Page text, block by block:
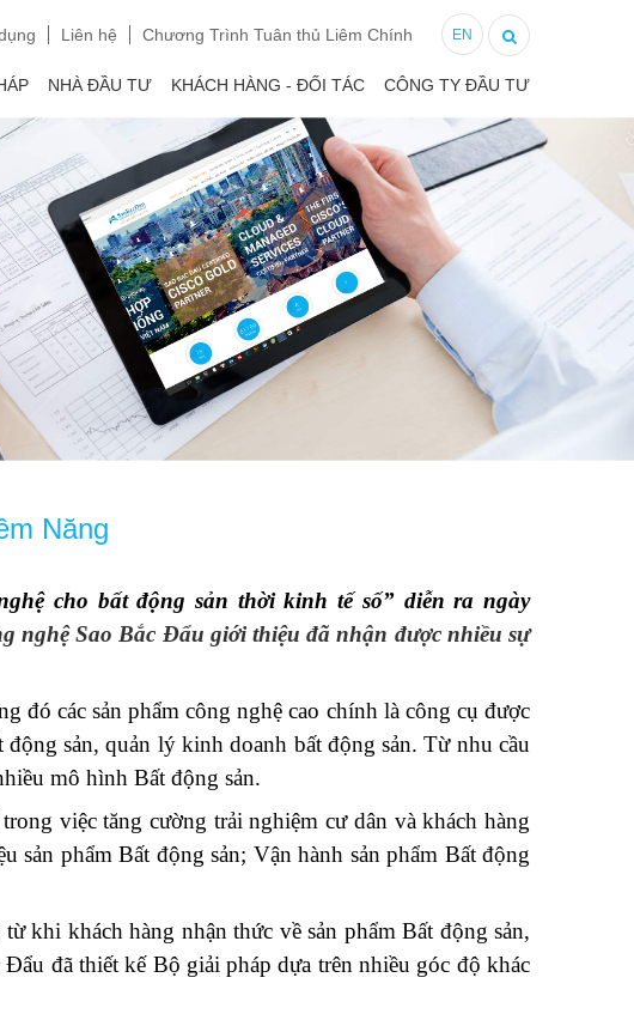
Liên hệ Chương Trình Tuân thủ Liêm Chính EN
NHÀ ĐẦU TƯ KHÁCH HÀNG - ĐỐI TÁC CÔNG TY ĐẦU TƯ
Năng
cho bất động sản thời kinh tế số” diễn ra ngày
nghệ Sao Bắc Đẩu giới thiệu đã nhận được nhiều sự
đó các sản phẩm công nghệ cao chính là công cụ được
sản, quản lý kinh doanh bất động sản. Từ nhu cầu
mô hình Bất động sản.
việc tăng cường trải nghiệm cư dân và khách hàng
phẩm Bất động sản; Vận hành sản phẩm Bất động
khi khách hàng nhận thức về sản phẩm Bất động sản,
đã thiết kế Bộ giải pháp dựa trên nhiều góc độ khác